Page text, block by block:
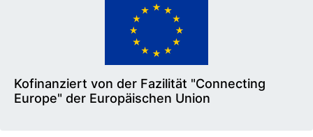
Kofinanziert von der Fazilität "Connecting
Europe" der Europäischen Union